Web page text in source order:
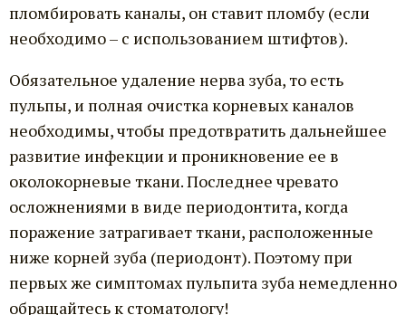
пломбировать каналы, он ставит пломбу (если
необходимо – с использованием штифтов).
Обязательное удаление нерва зуба, то есть
пульпы, и полная очистка корневых каналов
необходимы, чтобы предотвратить дальнейшее
развитие инфекции и проникновение ее в
околокорневые ткани. Последнее чревато
осложнениями в виде периодонтита, когда
поражение затрагивает ткани, расположенные
ниже корней зуба (периодонт). Поэтому при
первых же симптомах пульпита зуба немедленно
обращайтесь к стоматологу!